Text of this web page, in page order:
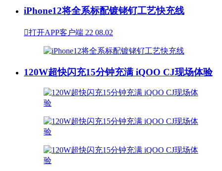
iPhone12将全系标配镀铑钌工艺快充线
打开APP客户端 22 08.02
120W超快闪充15分钟充满 iQOO CJ现场体验